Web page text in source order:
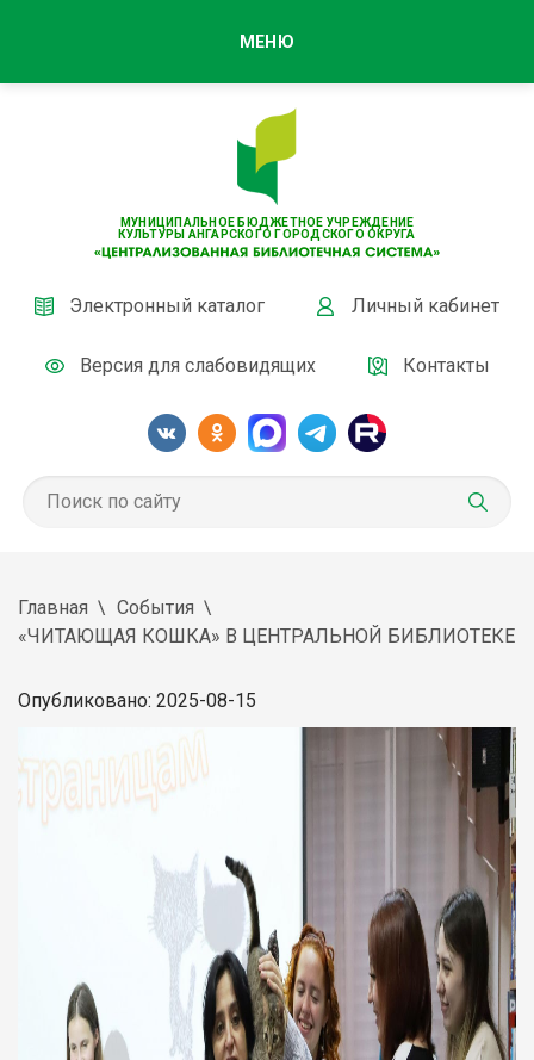
МУНИЦИПАЛЬНОЕ БЮДЖЕТНОЕ УЧРЕЖДЕНИЕ
КУЛЬТУРЫ АНГАРСКОГО ГОРОДСКОГО ОКРУГА
Электронный каталог Личный кабинет
Версия для слабовидящих Контакты
МЕНЮ
Главная
События
«ЧИТАЮЩАЯ КОШКА» В ЦЕНТРАЛЬНОЙ БИБЛИОТЕКЕ
Опубликовано: 2025-08-15